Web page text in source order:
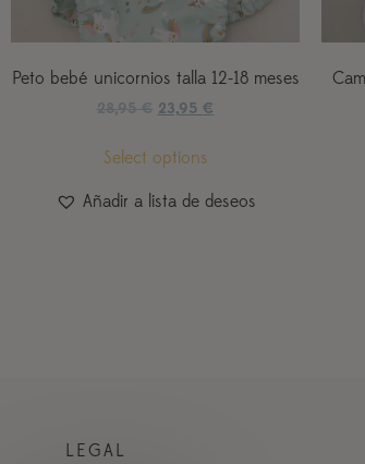
Peto bebé unicornios talla 12-18 meses
28,95€ 23,95 €
Select options
Añadir a lista de deseos
LEGAL